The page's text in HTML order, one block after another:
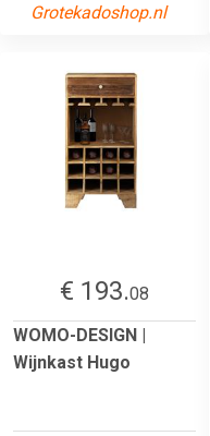
Grotekadoshop.nl
€ 193.08
WOMO-DESIGN |
Wijnkast Hugo